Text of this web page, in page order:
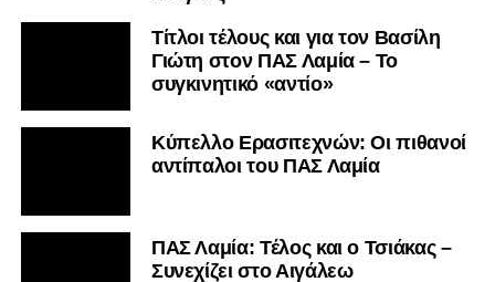
Τίτλοι τέλους και για τον Βασίλη
Γιώτη στον ΠΑΣ Λαμία – Το
συγκινητικό «αντίο»
Κύπελλο Ερασιτεχνών: Οι πιθανοί
αντίπαλοι του ΠΑΣ Λαμία
ΠΑΣ Λαμία: Τέλος και ο Τσιάκας –
Συνεχίζει στο Αιγάλεω